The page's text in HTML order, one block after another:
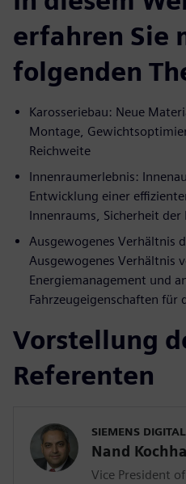
erfahren Sie
folgenden
Karosseriebau: Neue
Montage,
Reichweite
Innenraumerlebnis:
Entwicklung einer
Innenraums, Sicherheit der
Ausgewogenes Verhältnis
Ausgewogenes Verhältnis
Energiemanagement und
Fahrzeugeigenschaften für
Vorstellung
Referenten
SIEMENS
Nand
Vice President